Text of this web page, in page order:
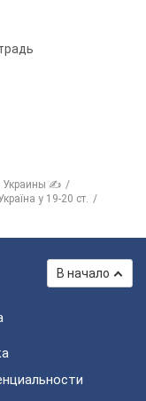
Украины ✍
у 19-20 ст.
В начало